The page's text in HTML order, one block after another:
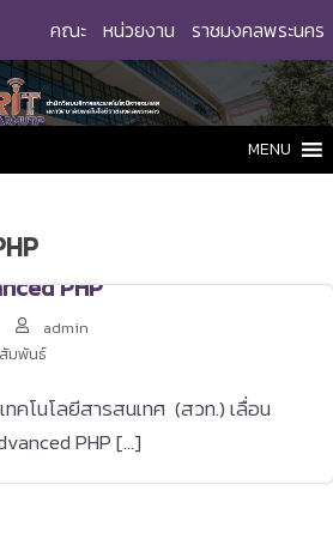
คณะ หน่วยงาน ราชมงคลพระนคร
MENU
PHP
admin
มพันธ์
คโนโลยีสารสนเทศ (สวท.) เลื่อน
PHP […]